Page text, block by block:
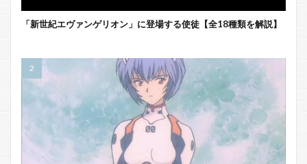
「新世紀エヴァンゲリオン」に登場する使徒【全18種類を解説】